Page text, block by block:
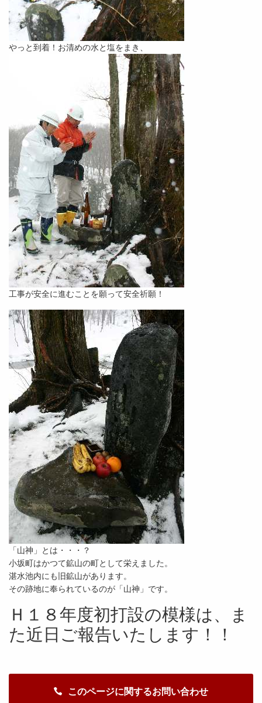
やっと到着！お清めの水と塩をまき、
工事が安全に進むことを願って安全祈願！
「山神」とは・・・？
小坂町はかつて鉱山の町として栄えました。
湛水池内にも旧鉱山があります。
その跡地に奉られているのが「山神」です。
Ｈ１８年度初打設の模様は、ま
た近日ご報告いたします！！
このページに関するお問い合わせ